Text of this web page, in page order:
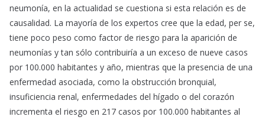
neumonía, en la actualidad se cuestiona si esta relación es de
causalidad. La mayoría de los expertos cree que la edad, per se,
tiene poco peso como factor de riesgo para la aparición de
neumonías y tan sólo contribuiría a un exceso de nueve casos
por 100.000 habitantes y año, mientras que la presencia de una
enfermedad asociada, como la obstrucción bronquial,
insuficiencia renal, enfermedades del hígado o del corazón
incrementa el riesgo en 217 casos por 100.000 habitantes al